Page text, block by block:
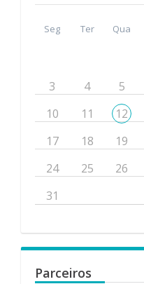
Seg Ter Qua
3
4 5
10
11 12
17
18 19
24
25 26
31
Parceiros